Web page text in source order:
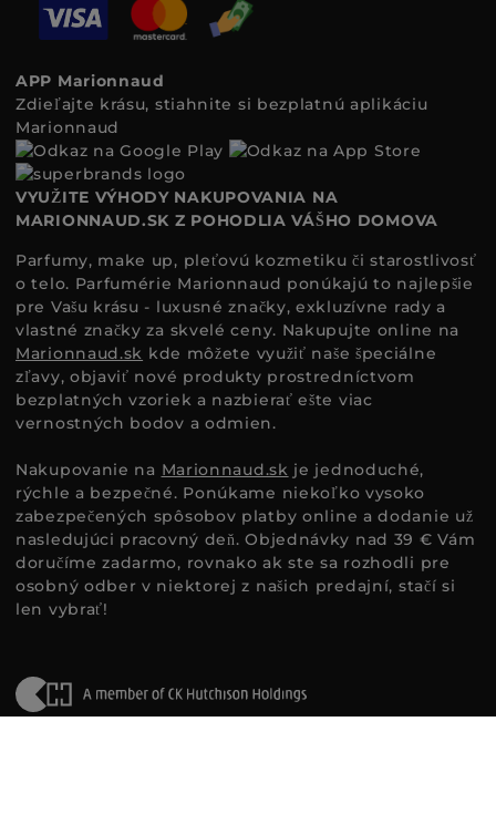
APP Marionnaud
Zdieľajte krásu, stiahnite si bezplatnú aplikáciu
Marionnaud
VYUŽITE VÝHODY NAKUPOVANIA NA
MARIONNAUD.SK Z POHODLIA VÁŠHO DOMOVA
Parfumy, make up, pleťovú kozmetiku či starostlivosť
o telo. Parfumérie Marionnaud ponúkajú to najlepšie
pre Vašu krásu - luxusné značky, exkluzívne rady a
vlastné značky za skvelé ceny. Nakupujte online na
Marionnaud.sk kde môžete využiť naše špeciálne
zľavy, objaviť nové produkty prostredníctvom
bezplatných vzoriek a nazbierať ešte viac
vernostných bodov a odmien.
Nakupovanie na Marionnaud.sk je jednoduché,
rýchle a bezpečné. Ponúkame niekoľko vysoko
zabezpečených spôsobov platby online a dodanie už
nasledujúci pracovný deň. Objednávky nad 39 € Vám
doručíme zadarmo, rovnako ak ste sa rozhodli pre
osobný odber v niektorej z našich predajní, stačí si
len vybrať!